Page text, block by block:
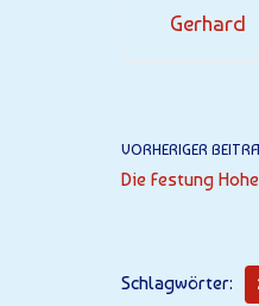
Gerhard
VORHERIGER
Die Festung
Schlagwörter: